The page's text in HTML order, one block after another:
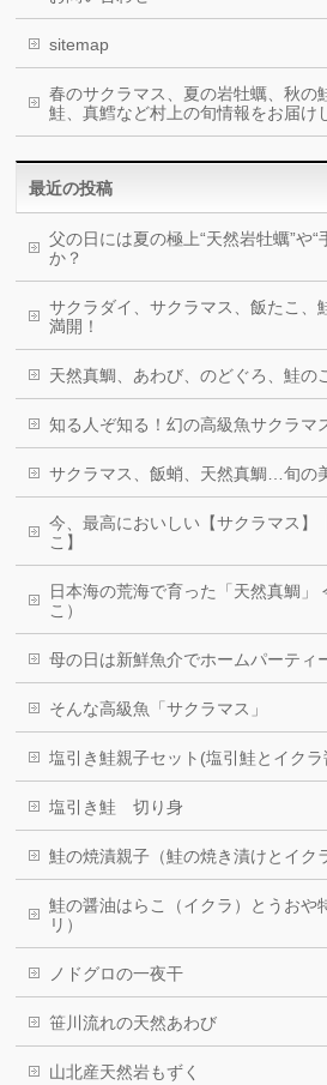
sitemap
春のサクラマス、夏の岩牡蠣、秋の
鮭、真鱈など村上の旬情報をお届け
最近の投稿
父の日には夏の極上“天然岩牡蠣”や“
か？
サクラダイ、サクラマス、飯たこ
満開！
天然真鯛、あわび、のどぐろ、鮭の
知る人ぞ知る！幻の高級魚サクラマ
サクラマス、飯蛸、天然真鯛…旬の
今、最高においしい【サクラマス】
こ】
日本海の荒海で育った「天然真鯛
こ）
母の日は新鮮魚介でホームパーティ
そんな高級魚「サクラマス」
塩引き鮭親子セット(塩引鮭とイクラ
塩引き鮭 切り身
鮭の焼漬親子（鮭の焼き漬けとイク
鮭の醤油はらこ（イクラ）とうおや
リ）
ノドグロの一夜干
笹川流れの天然あわび
山北産天然岩もずく